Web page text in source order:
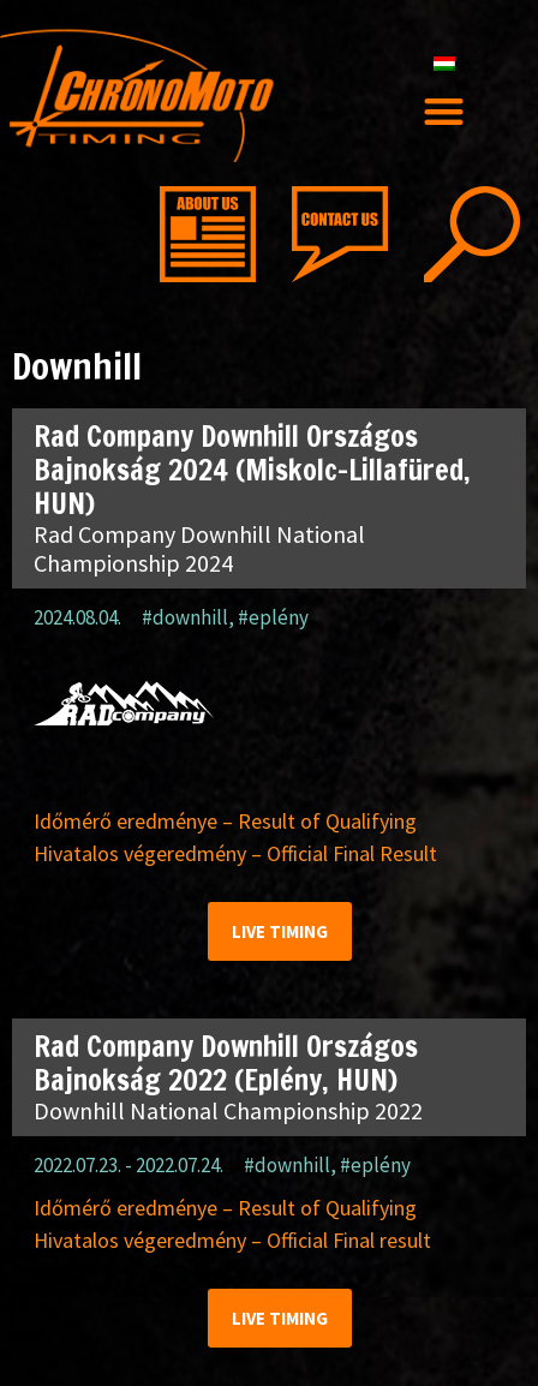
Downhill
Rad Company Downhill Országos
Bajnokság 2024 (Miskolc-Lillafüred,
HUN)
Rad Company Downhill National
Championship 2024
2024.08.04. #downhill, #eplény
Időmérő eredménye – Result of Qualifying
Hivatalos végeredmény – Official Final Result
LIVE TIMING
Rad Company Downhill Országos
Bajnokság 2022 (Eplény, HUN)
Downhill National Championship 2022
2022.07.23. - 2022.07.24. #downhill, #eplény
Időmérő eredménye – Result of Qualifying
Hivatalos végeredmény – Official Final result
LIVE TIMING